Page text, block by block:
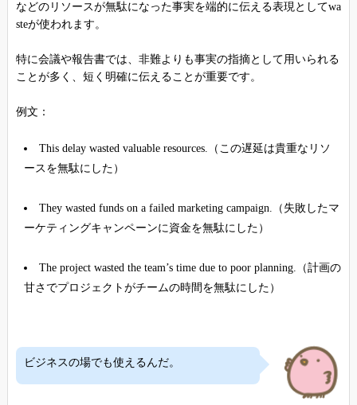
などのリソースが無駄になった事実を端的に伝える表現としてwa
steが使われます。
特に会議や報告書では、非難よりも事実の指摘として用いられる
ことが多く、短く明確に伝えることが重要です。
例文：
This delay wasted valuable resources.（この遅延は貴重なリソ
ースを無駄にした）
They wasted funds on a failed marketing campaign.（失敗したマ
ーケティングキャンペーンに資金を無駄にした）
The project wasted the team’s time due to poor planning.（計画の
甘さでプロジェクトがチームの時間を無駄にした）
ビジネスの場でも使えるんだ。